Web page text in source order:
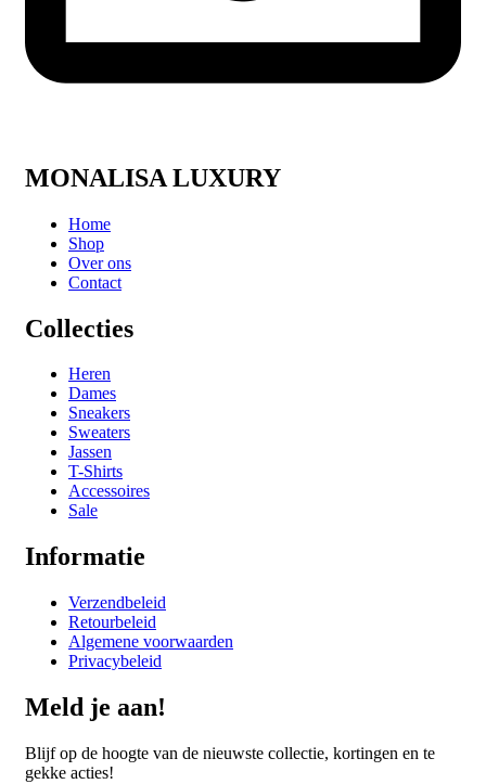
MONALISA LUXURY
Home
Shop
Over ons
Contact
Collecties
Heren
Dames
Sneakers
Sweaters
Jassen
T-Shirts
Accessoires
Sale
Informatie
Verzendbeleid
Retourbeleid
Algemene voorwaarden
Privacybeleid
Meld je aan!
Blijf op de hoogte van de nieuwste collectie, kortingen en te
gekke acties!